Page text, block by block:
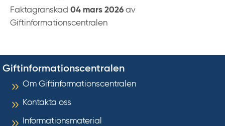
Faktagranskad 04 mars 2026 av
Giftinformationscentralen
Giftinformationscentralen
Om Giftinformationscentralen
Kontakta oss
Informationsmaterial